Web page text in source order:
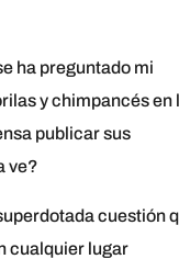
ha preguntado mi
y chimpancés en
publicar sus
ve?
cuestión
cualquier lugar